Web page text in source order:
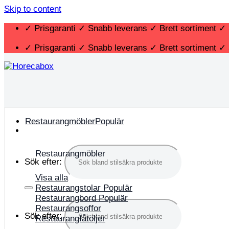
Skip to content
✓ Prisgaranti ✓ Snabb leverans ✓ Brett sortiment ✓
✓ Prisgaranti ✓ Snabb leverans ✓ Brett sortiment ✓
Sök efter:
Sök efter:
Restaurangmöbler
Restaurangmöbler
Visa alla
Restaurangstolar
Restaurangbord
Restaurangsoffor
Restaurangfåtöljer